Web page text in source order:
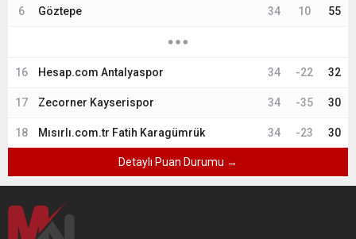
6 Göztepe 34 10 55
16 Hesap.com Antalyaspor 34 -22 32
17 Zecorner Kayserispor 34 -35 30
18 Mısırlı.com.tr Fatih Karagümrük 34 -23 30
Detaylı Puan Durumu →